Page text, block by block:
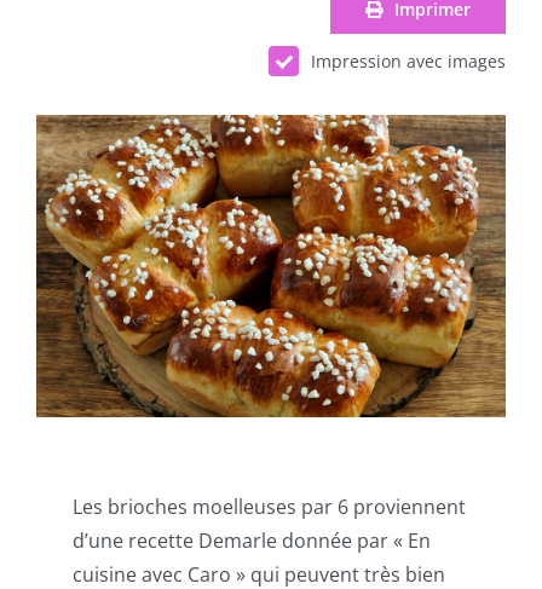
Imprimer
Impression avec images
Les brioches moelleuses par 6 proviennent
d’une recette Demarle donnée par « En
cuisine avec Caro » qui peuvent très bien